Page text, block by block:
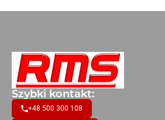
Szybki kontakt:
+48 500 300 108